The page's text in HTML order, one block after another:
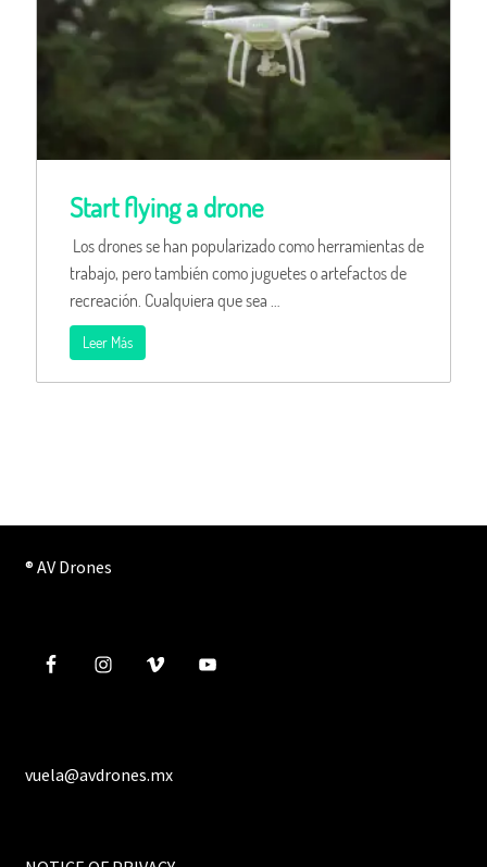
Start flying a drone
Los drones se han popularizado como herramientas de
trabajo, pero también como juguetes o artefactos de
recreación. Cualquiera que sea …
Leer Más
® AV Drones
vuela@avdrones.mx